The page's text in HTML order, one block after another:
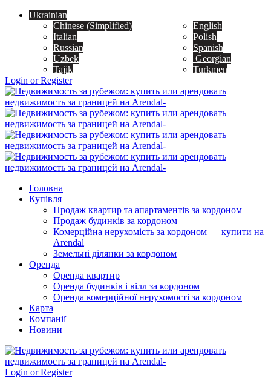
Ukrainian
Chinese (Simplified)
English
Italian
Polish
Russian
Spanish
Uzbek
Georgian
Tajik
Turkmen
Login or Register
Головна
Купівля
Продаж квартир та апартаментів за кордоном
Продаж будинків за кордоном
Комерційна нерухомість за кордоном — купити на
Arendal
Земельні ділянки за кордоном
Оренда
Оренда квартир
Оренда будинків і вілл за кордоном
Оренда комерційної нерухомості за кордоном
Карта
Компанії
Новини
Login or Register